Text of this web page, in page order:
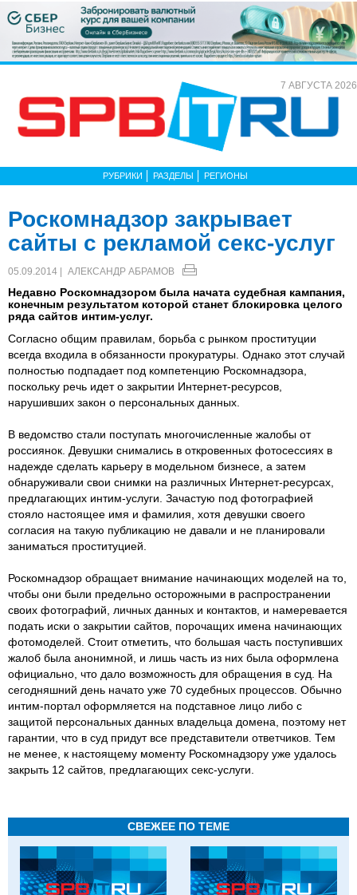
7 АВГУСТА 2026
РУБРИКИ РАЗДЕЛЫ РЕГИОНЫ
Роскомнадзор закрывает
сайты с рекламой секс-услуг
05.09.2014 | АЛЕКСАНДР АБРАМОВ
Недавно Роскомнадзором была начата судебная кампания,
конечным результатом которой станет блокировка целого
ряда сайтов интим-услуг.
Согласно общим правилам, борьба с рынком проституции
всегда входила в обязанности прокуратуры. Однако этот случай
полностью подпадает под компетенцию Роскомнадзора,
поскольку речь идет о закрытии Интернет-ресурсов,
нарушивших закон о персональных данных.
В ведомство стали поступать многочисленные жалобы от
россиянок. Девушки снимались в откровенных фотосессиях в
надежде сделать карьеру в модельном бизнесе, а затем
обнаруживали свои снимки на различных Интернет-ресурсах,
предлагающих интим-услуги. Зачастую под фотографией
стояло настоящее имя и фамилия, хотя девушки своего
согласия на такую публикацию не давали и не планировали
заниматься проституцией.
Роскомнадзор обращает внимание начинающих моделей на то,
чтобы они были предельно осторожными в распространении
своих фотографий, личных данных и контактов, и намеревается
подать иски о закрытии сайтов, порочащих имена начинающих
фотомоделей. Стоит отметить, что большая часть поступивших
жалоб была анонимной, и лишь часть из них была оформлена
официально, что дало возможность для обращения в суд. На
сегодняшний день начато уже 70 судебных процессов. Обычно
интим-портал оформляется на подставное лицо либо с
защитой персональных данных владельца домена, поэтому нет
гарантии, что в суд придут все представители ответчиков. Тем
не менее, к настоящему моменту Роскомнадзору уже удалось
закрыть 12 сайтов, предлагающих секс-услуги.
СВЕЖЕЕ ПО ТЕМЕ